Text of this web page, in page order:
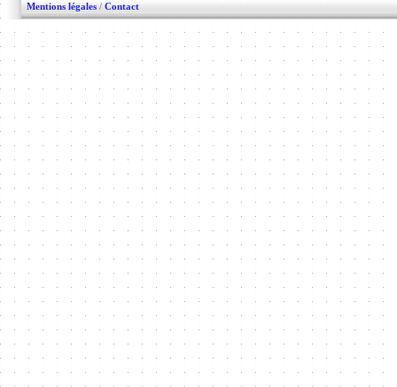
Mentions légales / Contact